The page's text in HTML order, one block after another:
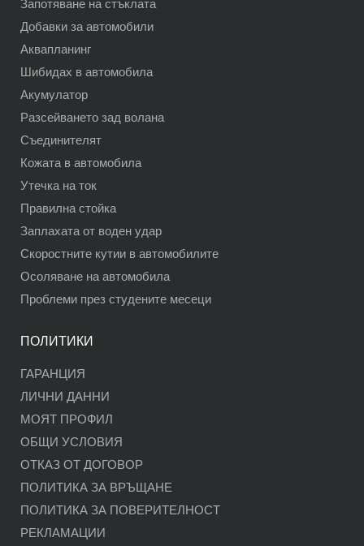
Добавки за автомобили
Аквапланинг
Шибидах в автомобила
Акумулатор
Разсейването зад волана
Съединителят
Кожата в автомобила
Утечка на ток
Правилна стойка
Заплахата от воден удар
Скоростните кутии в автомобилите
Осоляване на автомобила
Проблеми през студените месеци
ПОЛИТИКИ
ГАРАНЦИЯ
ЛИЧНИ ДАННИ
МОЯТ ПРОФИЛ
ОБЩИ УСЛОВИЯ
ОТКАЗ ОТ ДОГОВОР
ПОЛИТИКА ЗА ВРЪЩАНЕ
ПОЛИТИКА ЗА ПОВЕРИТЕЛНОСТ
РЕКЛАМАЦИИ